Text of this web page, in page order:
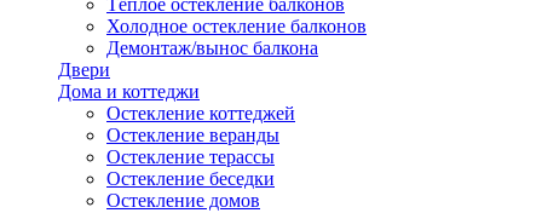
Тёплое остекление балконов
Холодное остекление балконов
Демонтаж/вынос балкона
Двери
Дома и коттеджи
Остекление коттеджей
Остекление веранды
Остекление терассы
Остекление беседки
Остекление домов